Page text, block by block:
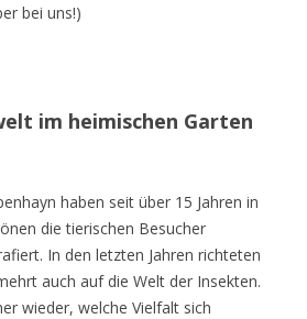
bei uns!)
im heimischen Garten
haben seit über 15 Jahren in
die tierischen Besucher
In den letzten Jahren richteten
auch auf die Welt der Insekten.
wieder, welche Vielfalt sich